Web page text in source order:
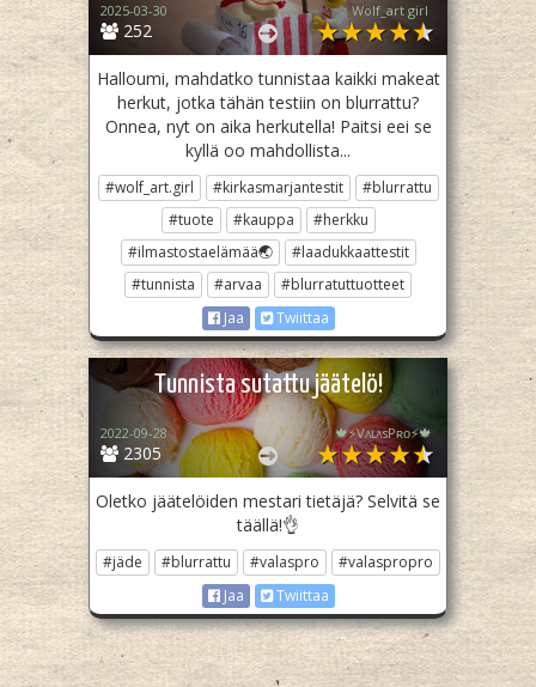
252
2025-03-30 Wolf_art girl ‎
Halloumi, mahdatko tunnistaa kaikki makeat
herkut, jotka tähän testiin on blurrattu?
Onnea, nyt on aika herkutella! Paitsi eei se
kyllä oo mahdollista...
#wolf_art.girl #kirkasmarjantestit
#blurrattu
#tuote
#kauppa
#herkku
#ilmastostaelämää🌏
#laadukkaattestit
#tunnista
#arvaa
#blurratuttuotteet
Jaa
Twiittaa
Tunnista sutattu jäätelö!
2305
2022-09-28 🍁⚡️VᴀʟᴀsPʀᴏ⚡️🍁
Oletko jäätelöiden mestari tietäjä? Selvitä se
täällä!👌
#jäde #blurrattu #valaspro
#valaspropro
Jaa
Twiittaa